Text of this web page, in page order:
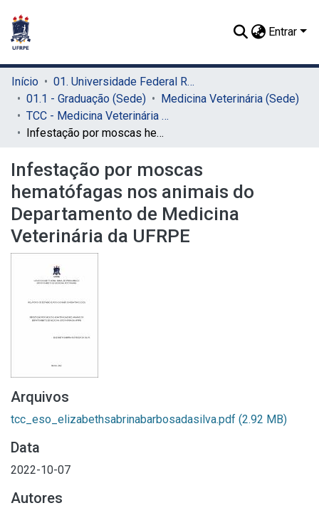
Entrar
Início
01. Universidade Federal Rural de Pernambuco - UFRPE (Sede)
01.1 - Graduação (Sede)
Medicina Veterinária (Sede)
TCC - Medicina Veterinária (Sede)
Infestação por moscas hematófagas nos animais do Departamento de Medicina Veterinária da UFRPE
Infestação por moscas
hematófagas nos animais do
Departamento de Medicina
Veterinária da UFRPE
Arquivos
tcc_eso_elizabethsabrinabarbosadasilva.pdf (2.92 MB)
Data
2022-10-07
Autores